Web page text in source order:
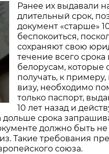
Ранее их выдавали
длительный срок,
документ «старше»
беспокоиться,
сохраняют свою
течение всего срока
белорусам, которые
получать, к
визу, необходимо
только паспорт,
10 лет назад и
срока
должно быть
Такие требования
союза.